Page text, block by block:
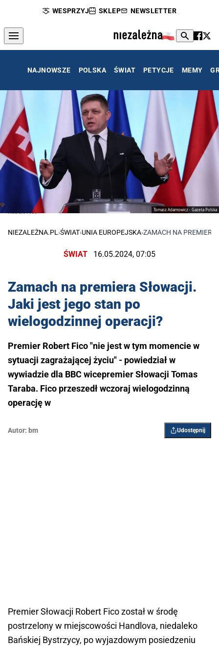
WESPRZYJ SKLEP NEWSLETTER
NAJNOWSZE POLSKA ŚWIAT PETYCJE MEMY
Tomasz Adamowicz - Gazeta Polska
Robert Fico
NIEZALEŻNA.PL ›ŚWIAT›UNIA EUROPEJSKA›ZAMACH NA
ŚWIAT 16.05.2024, 07:05
Zamach na premiera Słowacji.
Jaki jest jego stan po
wielogodzinnej operacji?
Premier Robert Fico "nie jest w tym momencie w
sytuacji zagrażającej życiu" - powiedział w
wywiadzie dla BBC wicepremier Słowacji Tomas
Taraba. Fico przeszedł wczoraj wielogodzinną
operację w
Autor: bm Udostępnij
Premier Słowacji Robert Fico został w środę
postrzelony w miejscowości Handlova, niedaleko
Bańskiej Bystrzycy, po wyjazdowym posiedzeniu